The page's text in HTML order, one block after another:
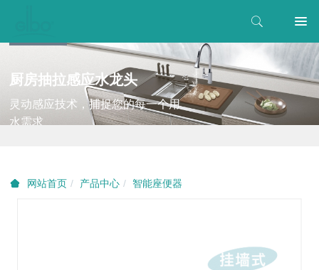
厨房抽拉感应水龙头
灵动感应技术，捕捉您的每一个用
水需求
网站首页 产品中心 智能座便器